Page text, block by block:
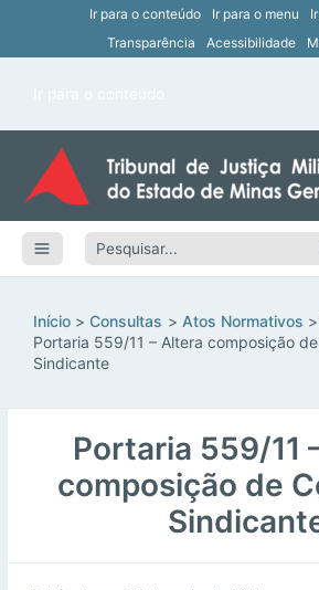
Ir para o conteúdo Ir para o menu
Transparência
Acessibilidade
Pesquisar:
Início Consultas Atos Normativos
Portaria 559/11 – Altera composição
Sindicante
Portaria 559/11
composição de